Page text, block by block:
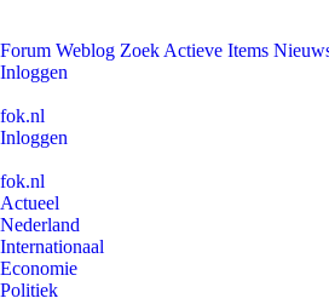
Forum Weblog Zoek Actieve Items
Inloggen
fok.nl
Inloggen
fok.nl
Actueel
Nederland
Internationaal
Economie
Politiek